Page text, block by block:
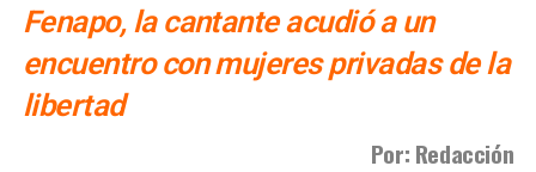
SIGUIENTE
Llamarán a comparecer a Federico Garza ante el
Congreso de SLP
NO TE PIERDAS
Carreras pidió no politizar tarifas de agua; no dijo si
Fenapo, la cantante acudió a un
encuentro con mujeres privadas de la
libertad
Por: Redacción